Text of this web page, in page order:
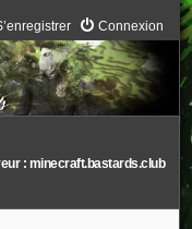
Connexion
: minecraft.bastards.club